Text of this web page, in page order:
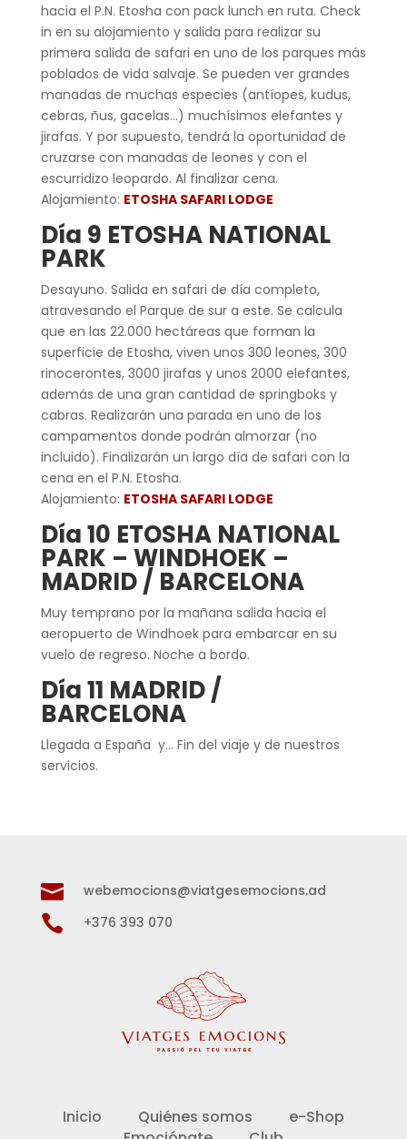
hacia el P.N. Etosha con pack lunch en ruta. Check
in en su alojamiento y salida para realizar su
primera salida de safari en uno de los parques más
poblados de vida salvaje. Se pueden ver grandes
manadas de muchas especies (antíopes, kudus,
cebras, ñus, gacelas…) muchísimos elefantes y
jirafas. Y por supuesto, tendrá la oportunidad de
cruzarse con manadas de leones y con el
escurridizo leopardo. Al finalizar cena.
Alojamiento: ETOSHA SAFARI LODGE
Día 9 ETOSHA NATIONAL
PARK
Desayuno. Salida en safari de día completo,
atravesando el Parque de sur a este. Se calcula
que en las 22.000 hectáreas que forman la
superficie de Etosha, viven unos 300 leones, 300
rinocerontes, 3000 jirafas y unos 2000 elefantes,
además de una gran cantidad de springboks y
cabras. Realizarán una parada en uno de los
campamentos donde podrán almorzar (no
incluido). Finalizarán un largo día de safari con la
cena en el P.N. Etosha.
Alojamiento: ETOSHA SAFARI LODGE
Día 10 ETOSHA NATIONAL
PARK – WINDHOEK –
MADRID / BARCELONA
Muy temprano por la mañana salida hacia el
aeropuerto de Windhoek para embarcar en su
vuelo de regreso. Noche a bordo.
Día 11 MADRID /
BARCELONA
Llegada a España y… Fin del viaje y de nuestros
servicios.
 webemocions@viatgesemocions.ad
 +376 393 070
Inicio Quiénes somos
e-Shop